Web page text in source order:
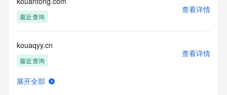
最近查询
查看详情
kouaqyy.cn
最近查询
查看详情
展开全部